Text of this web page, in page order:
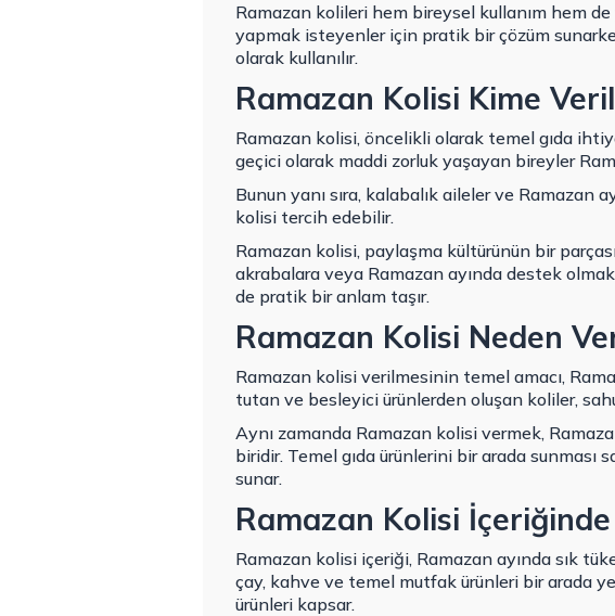
Ramazan kolileri hem bireysel kullanım hem
yapmak isteyenler için pratik bir çözüm
olarak kullanılır.
Ramazan Kolisi Kime
Ramazan kolisi, öncelikli olarak temel gıda
geçici olarak maddi zorluk yaşayan bireyler
Bunun yanı sıra, kalabalık aileler ve
kolisi tercih edebilir.
Ramazan kolisi, paylaşma kültürünün bir
akrabalara veya Ramazan ayında destek
de pratik bir anlam taşır.
Ramazan Kolisi Neden
Ramazan kolisi verilmesinin temel amacı,
tutan ve besleyici ürünlerden oluşan koliler,
Aynı zamanda Ramazan kolisi vermek,
biridir. Temel gıda ürünlerini bir arada
sunar.
Ramazan Kolisi
Ramazan kolisi içeriği, Ramazan ayında sık
çay, kahve ve temel mutfak ürünleri bir arada
ürünleri kapsar.